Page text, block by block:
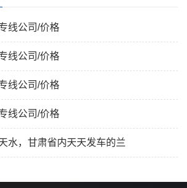
线公司/价格
线公司/价格
线公司/价格
线公司/价格
水，甘肃省内天天发车的兰